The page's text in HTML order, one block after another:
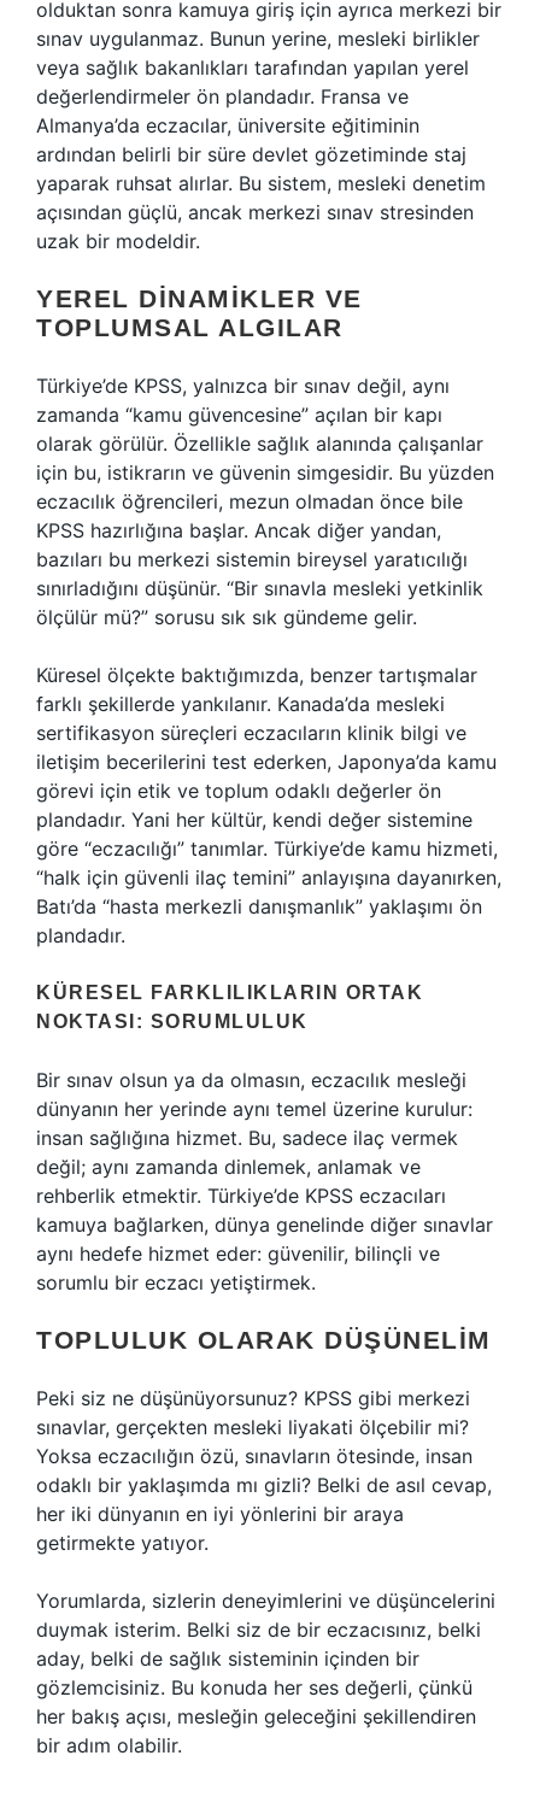
olduktan sonra kamuya giriş için ayrıca merkezi bir
sınav uygulanmaz. Bunun yerine, mesleki birlikler
veya sağlık bakanlıkları tarafından yapılan yerel
değerlendirmeler ön plandadır. Fransa ve
Almanya’da eczacılar, üniversite eğitiminin
ardından belirli bir süre devlet gözetiminde staj
yaparak ruhsat alırlar. Bu sistem, mesleki denetim
açısından güçlü, ancak merkezi sınav stresinden
uzak bir modeldir.
YEREL DINAMIKLER VE
TOPLUMSAL ALGILAR
Türkiye’de KPSS, yalnızca bir sınav değil, aynı
zamanda “kamu güvencesine” açılan bir kapı
olarak görülür. Özellikle sağlık alanında çalışanlar
için bu, istikrarın ve güvenin simgesidir. Bu yüzden
eczacılık öğrencileri, mezun olmadan önce bile
KPSS hazırlığına başlar. Ancak diğer yandan,
bazıları bu merkezi sistemin bireysel yaratıcılığı
sınırladığını düşünür. “Bir sınavla mesleki yetkinlik
ölçülür mü?” sorusu sık sık gündeme gelir.
Küresel ölçekte baktığımızda, benzer tartışmalar
farklı şekillerde yankılanır. Kanada’da mesleki
sertifikasyon süreçleri eczacıların klinik bilgi ve
iletişim becerilerini test ederken, Japonya’da kamu
görevi için etik ve toplum odaklı değerler ön
plandadır. Yani her kültür, kendi değer sistemine
göre “eczacılığı” tanımlar. Türkiye’de kamu hizmeti,
“halk için güvenli ilaç temini” anlayışına dayanırken,
Batı’da “hasta merkezli danışmanlık” yaklaşımı ön
plandadır.
KÜRESEL FARKLILIKLARIN ORTAK
NOKTASI: SORUMLULUK
Bir sınav olsun ya da olmasın, eczacılık mesleği
dünyanın her yerinde aynı temel üzerine kurulur:
insan sağlığına hizmet. Bu, sadece ilaç vermek
değil; aynı zamanda dinlemek, anlamak ve
rehberlik etmektir. Türkiye’de KPSS eczacıları
kamuya bağlarken, dünya genelinde diğer sınavlar
aynı hedefe hizmet eder: güvenilir, bilinçli ve
sorumlu bir eczacı yetiştirmek.
TOPLULUK OLARAK DÜŞÜNELIM
Peki siz ne düşünüyorsunuz? KPSS gibi merkezi
sınavlar, gerçekten mesleki liyakati ölçebilir mi?
Yoksa eczacılığın özü, sınavların ötesinde, insan
odaklı bir yaklaşımda mı gizli? Belki de asıl cevap,
her iki dünyanın en iyi yönlerini bir araya
getirmekte yatıyor.
Yorumlarda, sizlerin deneyimlerini ve düşüncelerini
duymak isterim. Belki siz de bir eczacısınız, belki
aday, belki de sağlık sisteminin içinden bir
gözlemcisiniz. Bu konuda her ses değerli, çünkü
her bakış açısı, mesleğin geleceğini şekillendiren
bir adım olabilir.